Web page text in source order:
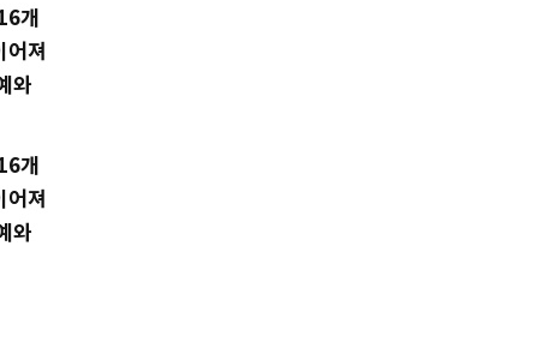
개
져
와
개
져
와